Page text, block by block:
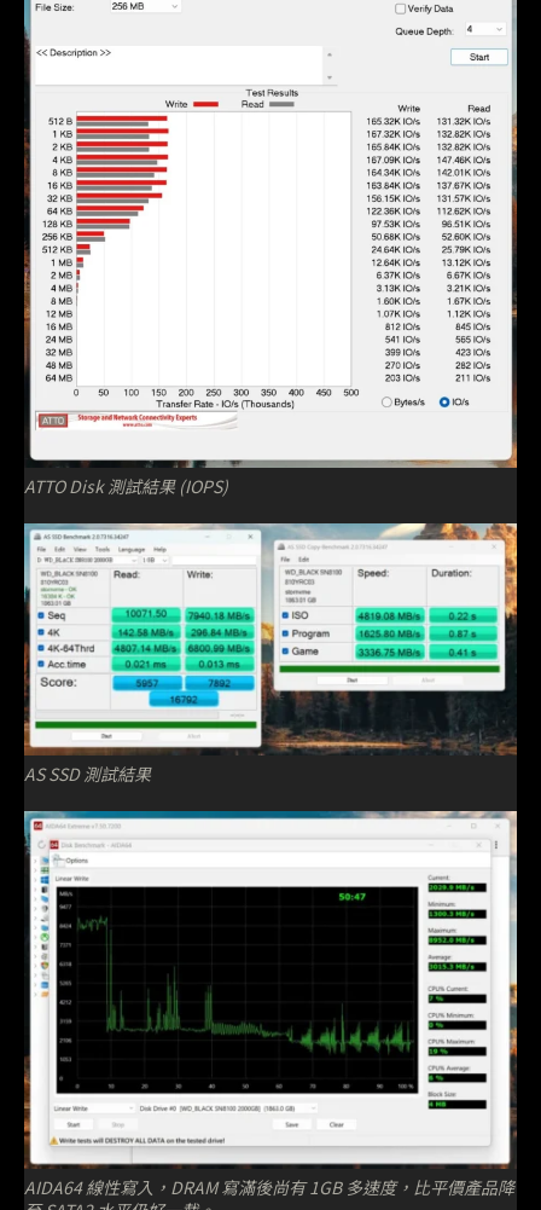
ATTO Disk 測試結果 (IOPS)
AS SSD 測試結果
AIDA64 線性寫入，DRAM 寫滿後尚有 1GB 多速度，比平價產品降